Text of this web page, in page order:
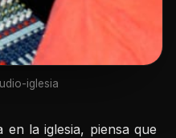
iglesia
en la iglesia, piensa que